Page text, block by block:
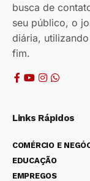
busca de
seu público, o
diária,
fim.
Links Rápidos
COMÉRCIO E
EDUCAÇÃO
EMPREGOS